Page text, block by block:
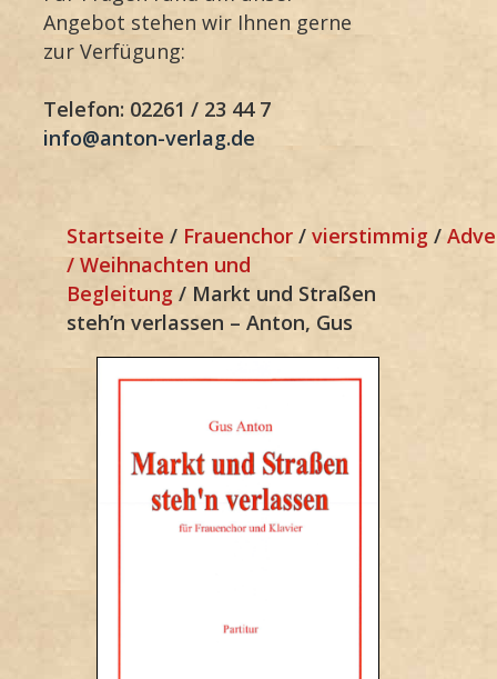
Angebot stehen wir Ihnen gerne
zur Verfügung:
Telefon: 02261 / 23 44 7
info@anton-verlag.de
Startseite / Frauenchor / vierstimmig /
/ Weihnachten und
Begleitung / Markt und Straßen
steh’n verlassen – Anton, Gus